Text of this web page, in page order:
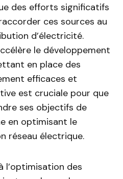
des efforts significatifs
ces sources au
d’électricité.
le développement
en place des
efficaces et
est cruciale pour que
ses objectifs de
en optimisant le
réseau électrique.
l’optimisation des